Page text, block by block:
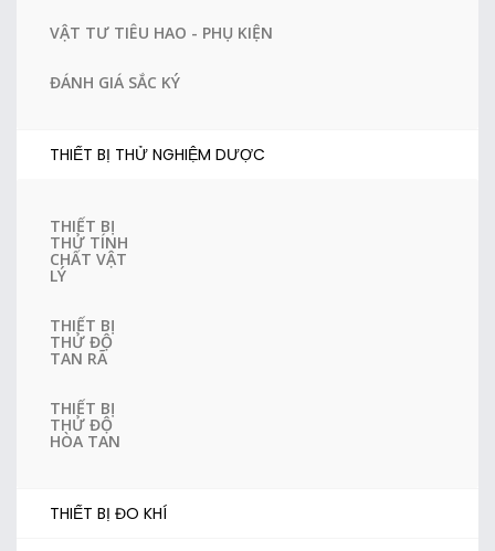
VẬT TƯ TIÊU HAO - PHỤ KIỆN
ĐÁNH GIÁ SẮC KÝ
THIẾT BỊ THỬ NGHIỆM DƯỢC
THIẾT BỊ
THỬ TÍNH
CHẤT VẬT
LÝ
THIẾT BỊ
THỬ ĐỘ
TAN RÃ
THIẾT BỊ
THỬ ĐỘ
HÒA TAN
THIẾT BỊ ĐO KHÍ